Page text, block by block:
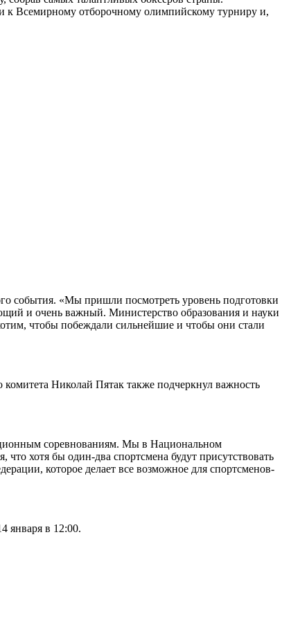
к Всемирному отборочному олимпийскому турниру и,
события. «Мы пришли посмотреть уровень подготовки
и очень важный. Министерство образования и науки
чтобы побеждали сильнейшие и чтобы они стали
Николай Пятак также подчеркнул важность
соревнованиям. Мы в Национальном
хотя бы один-два спортсмена будут присутствовать
которое делает все возможное для спортсменов-
января в 12:00.